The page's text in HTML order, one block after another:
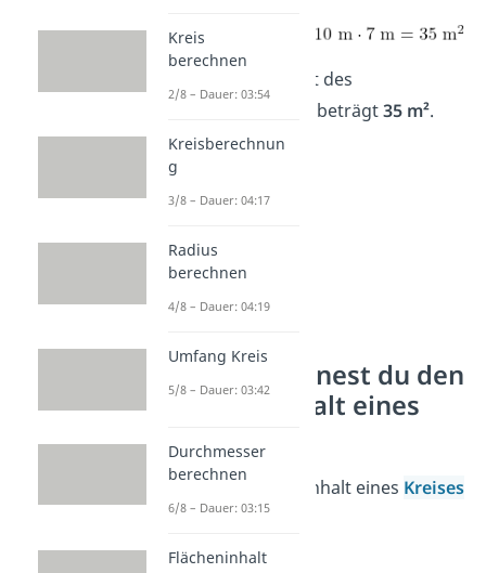
Der Flächeninhalt des
Drachenvierecks beträgt35 m².
Wie berechnest du den
Flächeninhalt eines
Für den Flächeninhalt eines Kreises
gilt:
A = π ·r²
Kreis
berechnen
2/8 – Dauer: 03:54
Kreisberechnun
g
3/8 – Dauer: 04:17
Radius
berechnen
4/8 – Dauer: 04:19
Umfang Kreis
5/8 – Dauer: 03:42
Durchmesser
berechnen
6/8 – Dauer: 03:15
Flächeninhalt